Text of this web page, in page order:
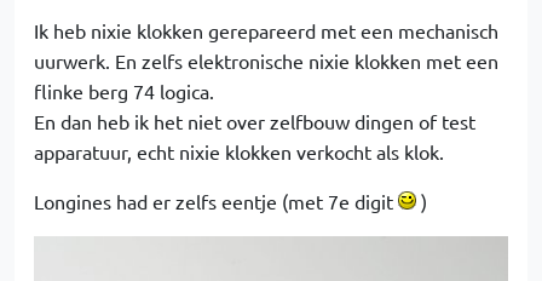
Ik heb nixie klokken gerepareerd met een mechanisch
uurwerk. En zelfs elektronische nixie klokken met een
flinke berg 74 logica.
En dan heb ik het niet over zelfbouw dingen of test
apparatuur, echt nixie klokken verkocht als klok.
Longines had er zelfs eentje (met 7e digit )